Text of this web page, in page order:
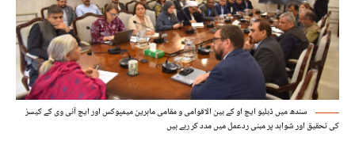
سندھ میں ڈبلیو ایچ او کے بین الاقوامی و مقامی ماہرین میمپوکس اور ایچ آئی وی کے کیسز
کی تحقیق اور شواہد پر مبنی ردعمل میں مدد کر رہے ہیں